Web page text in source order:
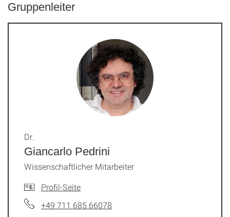
Gruppenleiter
Giancarlo Pedrini
Dr.
Wissenschaftlicher Mitarbeiter
Profil-Seite
+49 711 685 66078